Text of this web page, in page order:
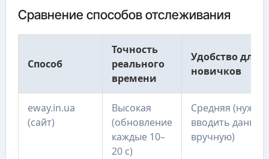
Сравнение способов отслеживания
Способ
Точность
реального
времени
Удобство для
новичков
eway.in.ua
(сайт)
Высокая
(обновление
каждые 10–
20 с)
Средняя (нужно
вводить данные
вручную)